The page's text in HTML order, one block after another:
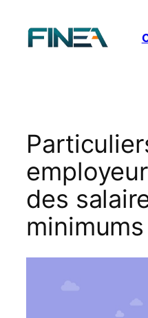
contenu
des
minimums